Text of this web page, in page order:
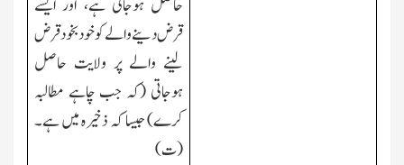
حاصل ہوجاتی ہے، اور ایسے
قرض دینے والے کو خود بخود قرض
لینے والے پر ولایت حاصل
ہوجاتی (کہ جب چاہے مطالبہ
کرے) جیسا کہ ذخیرہ میں ہے۔
(ت)